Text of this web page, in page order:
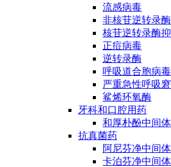
流感病毒
非核苷逆转录
核苷逆转录酶
正痘病毒
逆转录酶
呼吸道合胞病毒
严重急性呼吸
鲨烯环氧酶
牙科和口腔用药
和厚朴酚中间体
抗真菌药
阿尼芬净中间体
卡泊芬净中间体